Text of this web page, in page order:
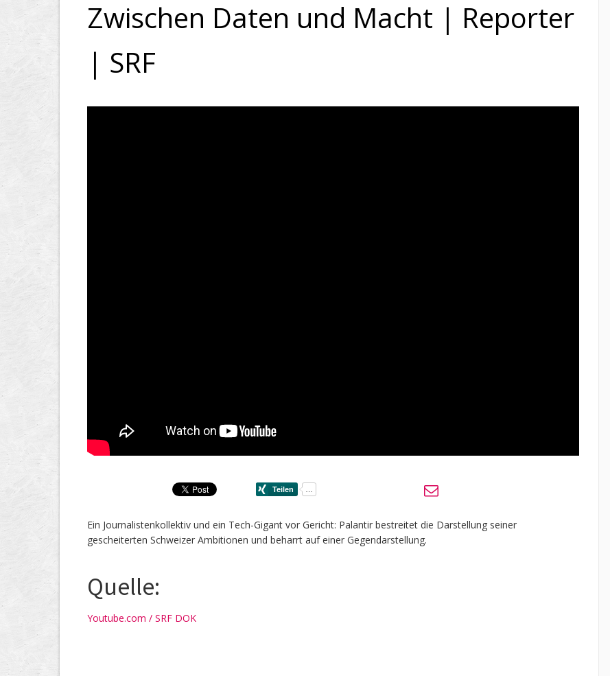
Zwischen Daten und Macht | Reporter
| SRF
Ein Journalistenkollektiv und ein Tech-Gigant vor Gericht: Palantir bestreitet die Darstellung seiner
gescheiterten Schweizer Ambitionen und beharrt auf einer Gegendarstellung.
Quelle:
Youtube.com / SRF DOK